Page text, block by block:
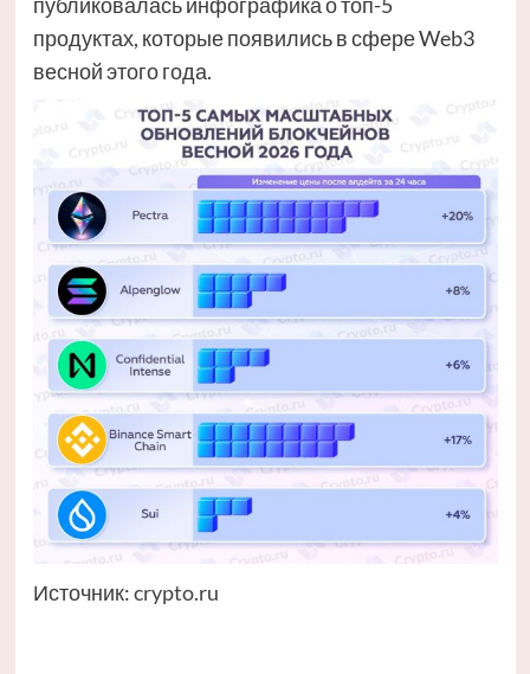
продуктах, которые появились в сфере Web3
весной этого года.
Источник:crypto.ru